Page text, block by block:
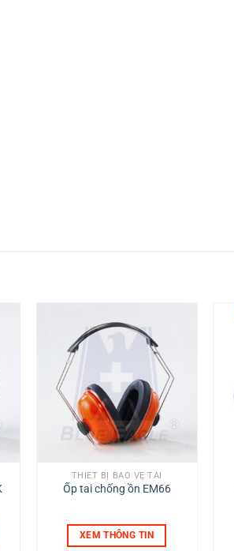
THIẾT BỊ BẢO VỆ TAI
Ốp tai chống ồn EM66
XEM THÔNG TIN